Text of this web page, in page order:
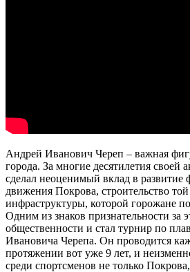
Андрей Иванович Череп – важная
города. За многие десятилетия своей
сделал неоценимый вклад в развитие
движения Покрова, строительство
инфраструктуры, которой горожане
Одним из знаков признательности за
общественности и стал турнир по
Ивановича Черепа. Он проводится
протяжении вот уже 9 лет, и
среди спортсменов не только